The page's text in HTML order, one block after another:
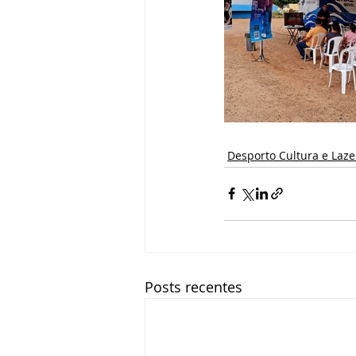
Desporto Cultura e
Posts recentes